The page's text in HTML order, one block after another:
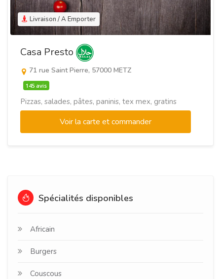
Livraison / A Emporter
Casa Presto
71 rue Saint Pierre, 57000 METZ
145 avis
Pizzas, salades, pâtes, paninis, tex mex, gratins
Voir la carte et commander
Spécialités disponibles
Africain
Burgers
Couscous